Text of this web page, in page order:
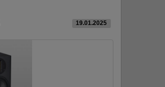
19.01.2025